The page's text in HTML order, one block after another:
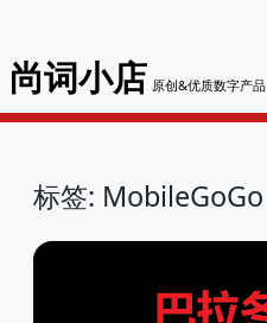
尚词小店 原创&优质数字产品
标签: MobileGoGo